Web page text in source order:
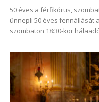
50 éves a férfikórus,
ünnepli 50 éves fennállását
szombaton 18:30-kor